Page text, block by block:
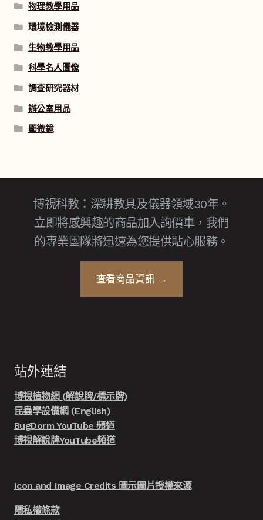
物理教學用品
環境檢測儀器
生物教學用品
科學名人圖像
調查研究器材
辦公室用品
顯微鏡
博視科教：深耕教具及儀器領域30年。
立即將感興趣的商品加入詢價車，我們
的專業團隊將迅速為您提供貼心服務。
查看商品資訊 →
站外連結
博視植物網 (解說牌/標示牌)
昆蟲學設備網 (English)
BugDorm YouTube 頻道
博視解說牌YouTube頻道
Icon and Image Credits 圖示圖片授權來源
隱私權條款